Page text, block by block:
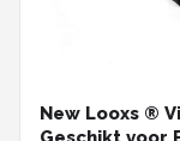
New Looxs ®